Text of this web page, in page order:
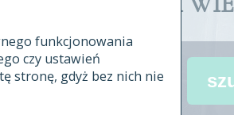
funkcjonowania
czy ustawień
stronę, gdyż bez nich nie
tekstów źródłowych
opracowania